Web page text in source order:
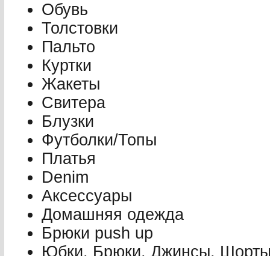
Обувь
Толстовки
Пальто
Куртки
Жакеты
Свитера
Блузки
Футболки/Топы
Платья
Denim
Аксессуары
Домашняя одежда
Брюки push up
Юбки, Брюки, Джинсы,